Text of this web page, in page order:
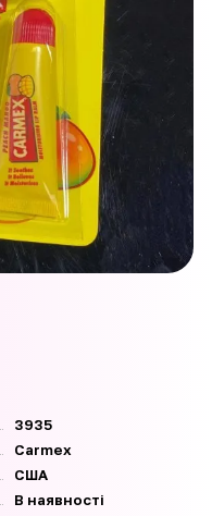
3935
Carmex
США
В наявності